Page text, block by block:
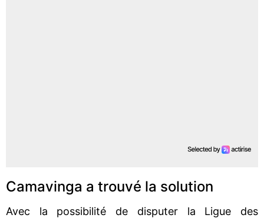
Camavinga a trouvé la solution
Avec la possibilité de disputer la Ligue des